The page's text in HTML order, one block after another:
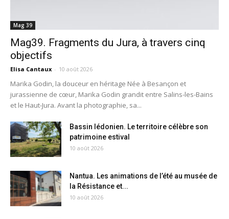
Mag 39
Mag39. Fragments du Jura, à travers cinq
objectifs
Elisa Cantaux - 10 août 2026
Marika Godin, la douceur en héritage Née à Besançon et
jurassienne de cœur, Marika Godin grandit entre Salins-les-Bains
et le Haut-Jura. Avant la photographie, sa...
Bassin lédonien. Le territoire célèbre son
patrimoine estival
10 août 2026
Nantua. Les animations de l’été au musée de
la Résistance et...
10 août 2026